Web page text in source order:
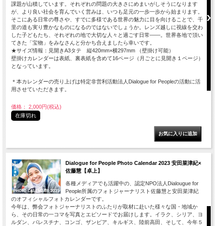
課題が山積しています。それぞれの問題の大きさにめまいがしそうになります
が、より良い社会を育んでいく営みは、いつも足元の一歩一歩から始まります。
そこにある日常の尊さや、すでに多様である世界の魅力に目を向けることで、千
里の道も実り豊かなものになるのではないでしょうか。レンズ越しに視線を交わ
した子どもたち、それぞれの地で大切な人々と過ごす日常――。世界各地で頂い
てきた「宝物」をみなさんと分かち合えましたら幸いです。
★サイズ情報：見開きA3タテ 縦420mm×横297mm （壁掛け可能）
壁掛けカレンダーは表紙、裏表紙を含めて16ページ（月ごとに見開き１ページ）
となっています。
＊本カレンダーの売り上げは特定非営利活動法人Dialogue for Peopleの活動に活
用させていただきます。
価格： 2,000円(税込)
在庫切れ
Dialogue for People Photo Calendar 2023 安田菜津紀×
佐藤慧【卓上】
各種メディアでも活躍中の、認定NPO法人Dialougue for
People所属のフォトジャーナリスト佐藤慧と安田菜津紀
のオフィシャルフォトカレンダーです。
今年は、弊会フォトジャーナリストのふたりが取材に赴いた様々な国・地域か
ら、その日常の一コマを写真とエピソードでお届けします。イラク、シリア、ヨ
ルダン、パレスチナ、コンゴ、ザンビア、キルギス、陸前高田、そして、今年５